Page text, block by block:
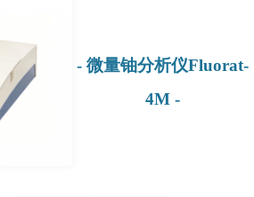
- 微量铀分析仪Fluorat-
4M -